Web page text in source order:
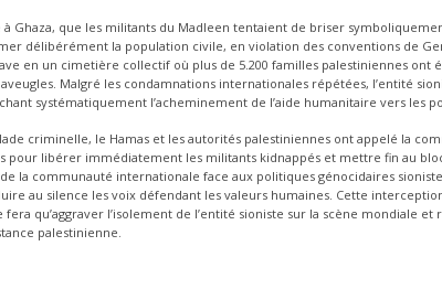
à Ghaza, que les militants du Madleen tentaient de briser
délibérément la population civile, en violation des conventions de
en un cimetière collectif où plus de 5.200 familles palestiniennes ont
Malgré les condamnations internationales répétées, l’entité
systématiquement l’acheminement de l’aide humanitaire vers les
criminelle, le Hamas et les autorités palestiniennes ont appelé la
pour libérer immédiatement les militants kidnappés et mettre fin au
la communauté internationale face aux politiques génocidaires
au silence les voix défendant les valeurs humaines. Cette
qu’aggraver l’isolement de l’entité sioniste sur la scène mondiale
palestinienne.